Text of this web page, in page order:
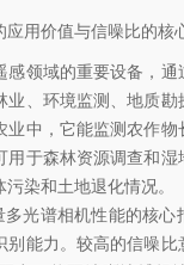
用价值与信噪比的核
感领域的重要设备，通
业、环境监测、地质
业中，它能监测农作
用于森林资源调查和
染和土地退化情况。
多光谱相机性能的核心
别能力。较高的信噪